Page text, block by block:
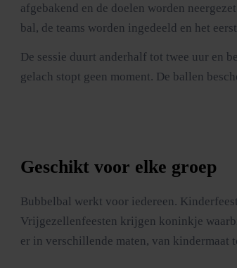
afgebakend en de doelen worden
bal, de teams worden ingedeeld en het
De sessie duurt anderhalf tot twee uur en
gelach stopt geen moment. De ballen
Geschikt voor elke groep
Bubbelbal werkt voor iedereen.
Vrijgezellenfeesten krijgen koninkje
er in verschillende maten, van kindermaat